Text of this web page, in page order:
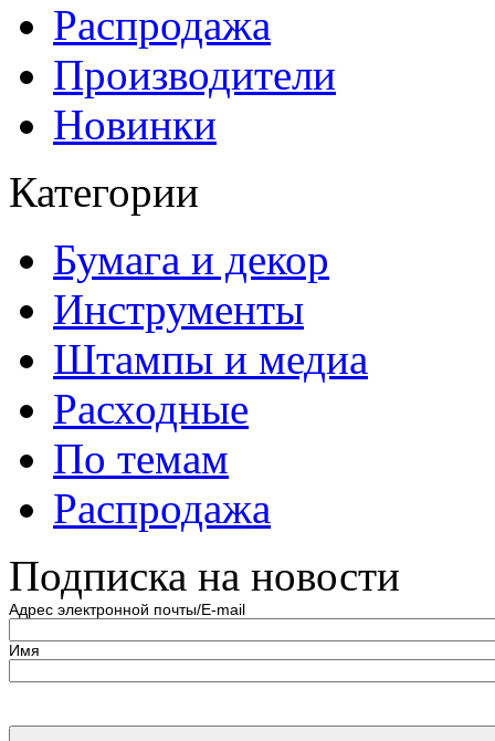
Распродажа
Производители
Новинки
Категории
Бумага и декор
Инструменты
Штампы и медиа
Расходные
По темам
Распродажа
Подписка на новости
Адрес электронной почты/E-mail
Имя